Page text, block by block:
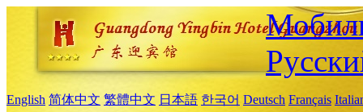
English 简体中文 繁體中文 日本語 한국어 Deutsch Français